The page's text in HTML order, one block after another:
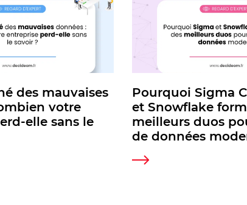
des mauvaises
votre
elle sans le
Pourquoi Sigma
et Snowflake
meilleurs duos
de données